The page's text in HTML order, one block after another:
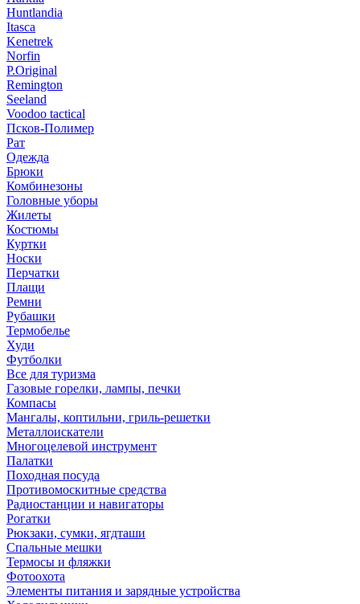
Huntlandia
Itasca
Kenetrek
Norfin
P.Original
Remington
Seeland
Voodoo tactical
Псков-Полимер
Рат
Одежда
Брюки
Комбинезоны
Головные уборы
Жилеты
Костюмы
Куртки
Носки
Перчатки
Плащи
Ремни
Рубашки
Термобелье
Худи
Футболки
Все для туризма
Газовые горелки, лампы, печки
Компасы
Мангалы, коптильни, гриль-решетки
Металлоискатели
Многоцелевой инструмент
Палатки
Походная посуда
Противомоскитные средства
Радиостанции и навигаторы
Рогатки
Рюкзаки, сумки, ягдташи
Спальные мешки
Термосы и фляжки
Фотоохота
Элементы питания и зарядные устройства